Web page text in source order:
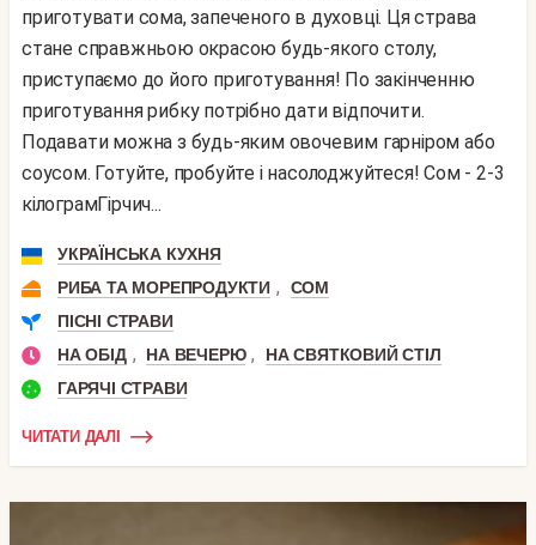
приготувати сома, запеченого в духовці. Ця страва
стане справжньою окрасою будь-якого столу,
приступаємо до його приготування! По закінченню
приготування рибку потрібно дати відпочити.
Подавати можна з будь-яким овочевим гарніром або
соусом. Готуйте, пробуйте і насолоджуйтеся! Сом - 2-3
кілограмГірчич...
УКРАЇНСЬКА КУХНЯ
РИБА ТА МОРЕПРОДУКТИ ,
СОМ
ПІСНІ СТРАВИ
НА ОБІД , НА ВЕЧЕРЮ ,
НА СВЯТКОВИЙ СТІЛ
ГАРЯЧІ СТРАВИ
ЧИТАТИ ДАЛІ